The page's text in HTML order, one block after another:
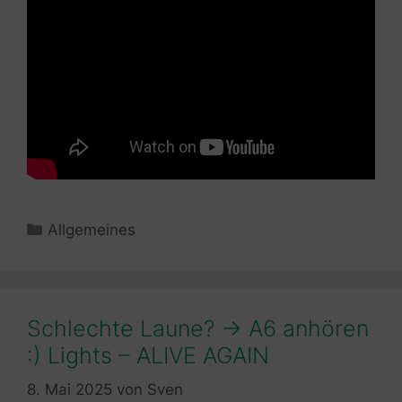
Kategorien
Allgemeines
Schlechte Laune? -> A6 anhören
:) Lights – ALIVE AGAIN
8. Mai 2025 von Sven